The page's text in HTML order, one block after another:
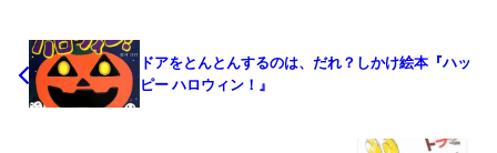
ドアをとんとんするのは、だれ？しかけ絵本『ハッ
ピー ハロウィン！』